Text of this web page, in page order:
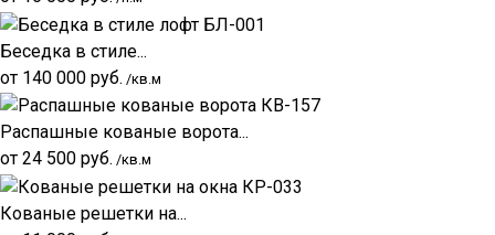
Беседка в стиле...
от 140 000 руб. /кв.м
Распашные кованые ворота...
от 24 500 руб. /кв.м
Кованые решетки на...